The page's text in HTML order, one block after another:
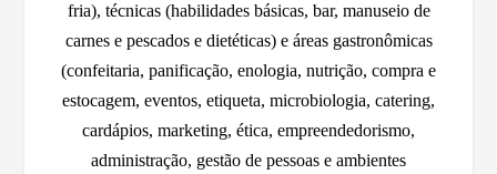
fria), técnicas (habilidades básicas, bar, manuseio de
carnes e pescados e dietéticas) e áreas gastronômicas
(confeitaria, panificação, enologia, nutrição, compra e
estocagem, eventos, etiqueta, microbiologia, catering,
cardápios, marketing, ética, empreendedorismo,
administração, gestão de pessoas e ambientes